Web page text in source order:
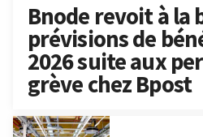
Bnode revoit à la
prévisions de
2026 suite aux
grève chez Bpost